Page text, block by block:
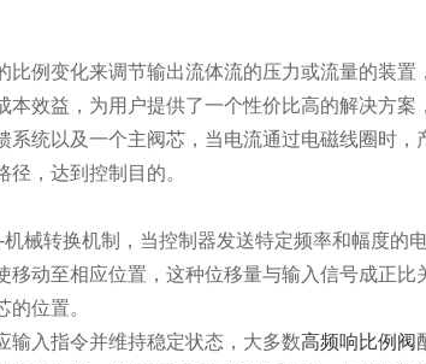
例变化来调节输出流体流的压力或流量的装置，
效益，为用户提供了一个性价比高的解决方案，
统以及一个主阀芯，当电流通过电磁线圈时，
，达到控制目的。
械转换机制，当控制器发送特定频率和幅度的
动至相应位置，这种位移量与输入信号成正比
位置。
输入指令并维持稳定状态，大多数高频响比例阀